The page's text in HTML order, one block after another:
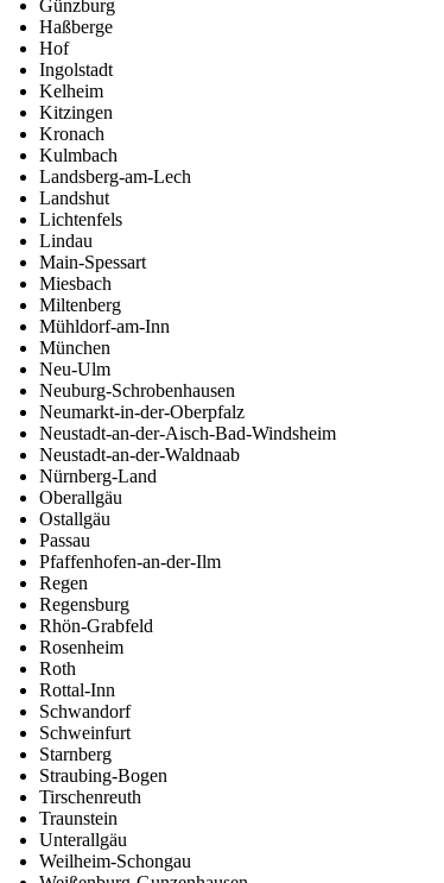
Günzburg
Haßberge
Hof
Ingolstadt
Kelheim
Kitzingen
Kronach
Kulmbach
Landsberg-am-Lech
Landshut
Lichtenfels
Lindau
Main-Spessart
Miesbach
Miltenberg
Mühldorf-am-Inn
München
Neu-Ulm
Neuburg-Schrobenhausen
Neumarkt-in-der-Oberpfalz
Neustadt-an-der-Aisch-Bad-Windsheim
Neustadt-an-der-Waldnaab
Nürnberg-Land
Oberallgäu
Ostallgäu
Passau
Pfaffenhofen-an-der-Ilm
Regen
Regensburg
Rhön-Grabfeld
Rosenheim
Roth
Rottal-Inn
Schwandorf
Schweinfurt
Starnberg
Straubing-Bogen
Tirschenreuth
Traunstein
Unterallgäu
Weilheim-Schongau